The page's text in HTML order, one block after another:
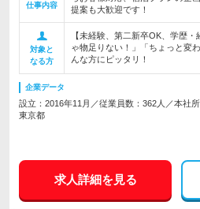
仕事内容
提案も大歓迎です！
対象と
なる方
【未経験、第二新卒OK、学歴
ゃ物足りない！」「ちょっと変
んな方にピッタリ！
企業データ
設立：2016年11月／従業員数：362人／本社所
東京都
求人詳細を見る